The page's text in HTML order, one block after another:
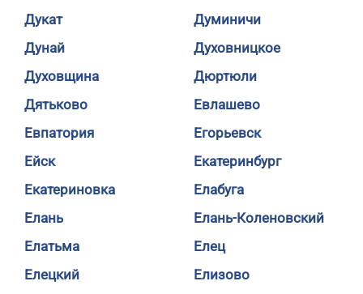
Дукат
Думиничи
Дунай
Духовницкое
Духовщина
Дюртюли
Дятьково
Евлашево
Евпатория
Егорьевск
Ейск
Екатеринбург
Екатериновка
Елабуга
Елань
Елань-Коленовский
Елатьма
Елец
Елецкий
Елизово